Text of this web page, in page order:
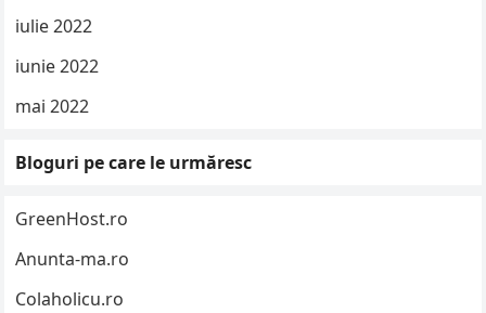
iulie 2022
iunie 2022
mai 2022
Bloguri pe care le urmăresc
GreenHost.ro
Anunta-ma.ro
Colaholicu.ro